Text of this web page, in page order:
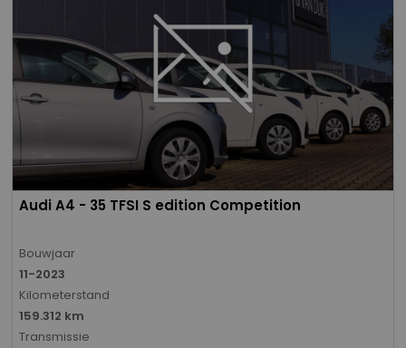
Audi A4 - 35 TFSI S edition Competition
Bouwjaar
11-2023
Kilometerstand
159.312 km
Transmissie